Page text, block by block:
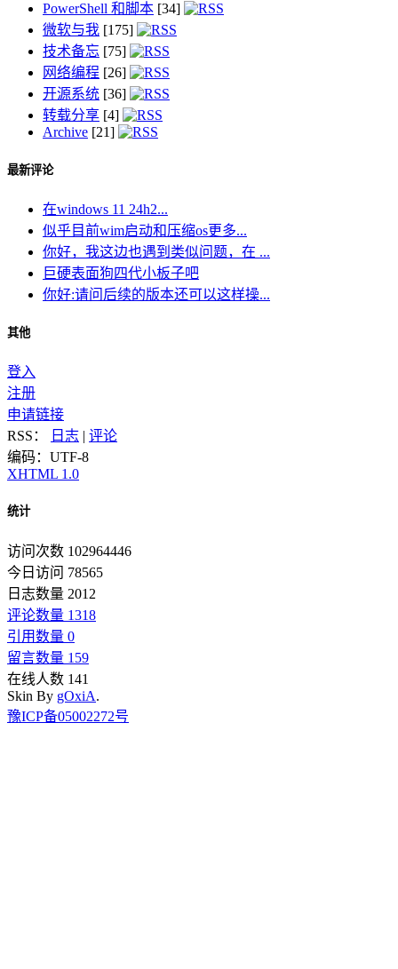
PowerShell 和脚本 [34]
微软与我 [175]
技术备忘 [75]
网络编程 [26]
开源系统 [36]
转载分享 [4]
Archive [21]
最新评论
在windows 11 24h2...
似乎目前wim启动和压缩os更多...
你好，我这边也遇到类似问题，在 ...
巨硬表面狗四代小板子吧
你好:请问后续的版本还可以这样操...
其他
登入
注册
申请链接
RSS：
日志 | 评论
编码：UTF-8
XHTML 1.0
统计
访问次数 102964446
今日访问 78565
日志数量 2012
评论数量 1318
引用数量 0
留言数量 159
在线人数 141
Skin By gOxiA.
豫ICP备05002272号